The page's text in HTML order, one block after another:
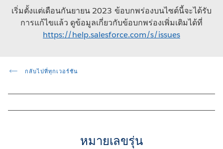
เริ่มตั้งแต่เดือนกันยายน 2023 ข้อบกพร่องบนไซต์นี้จะได้รับ
การแก้ไขแล้ว ดูข้อมูลเกี่ยวกับข้อบกพร่องเพิ่มเติมได้ที่
https://help.salesforce.com/s/issues
กลับไปที่ทุกเวอร์ชัน
หมายเลขรุ่น